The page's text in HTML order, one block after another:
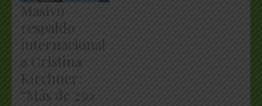
Masivo
respaldo
internacional
a Cristina
Kirchner:
“Más de 250